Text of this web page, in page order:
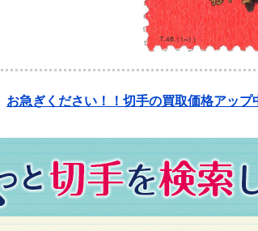
お急ぎください！！切手の買取価格アップ